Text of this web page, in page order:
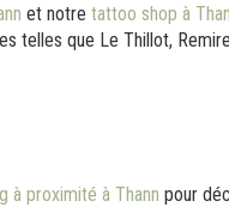
et notre tattoo shop à
telles que Le Thillot,
à proximité à Thann pour